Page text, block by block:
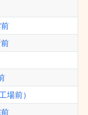
場前）